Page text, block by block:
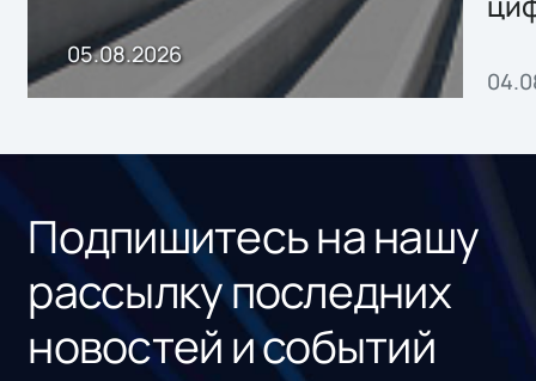
05.08.2026
Подпишитесь на нашу
рассылку последних
новостей и событий